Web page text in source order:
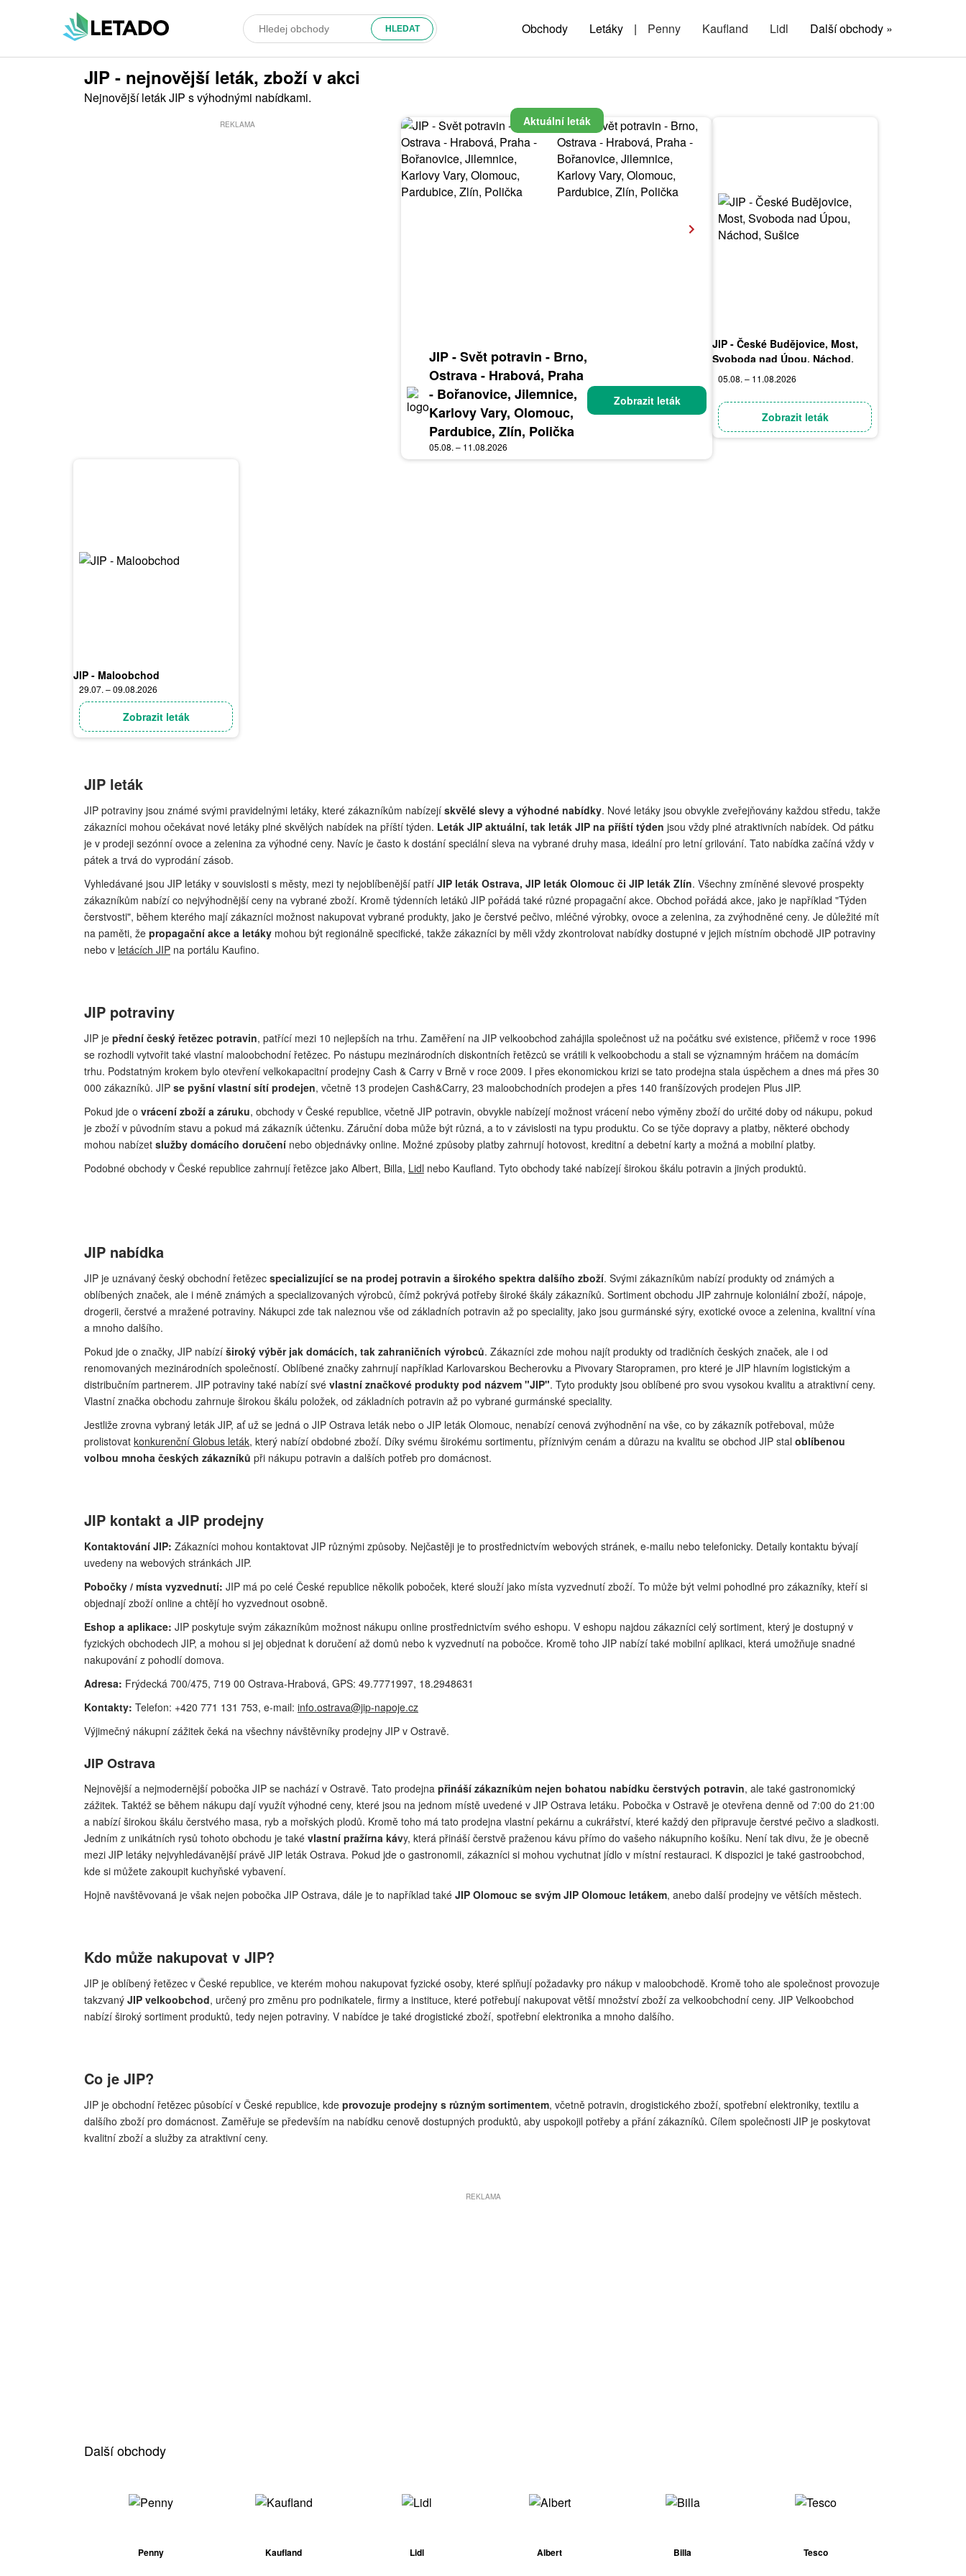
Obchody Letáky | Penny Kaufland Lidl Další obchody »
JIP - nejnovější leták, zboží v akci
Nejnovější leták JIP s výhodnými nabídkami.
REKLAMA Aktuální leták
JIP - Svět potravin - Brno,
Ostrava - Hrabová, Praha
- Bořanovice, Jilemnice,
Karlovy Vary, Olomouc,
Pardubice, Zlín, Polička
05.08. – 11.08.2026
Zobrazit leták
JIP - České Budějovice, Most,
Svoboda nad Úpou, Náchod,
Sušice
05.08. – 11.08.2026
Zobrazit leták
JIP - Maloobchod
29.07. – 09.08.2026
Zobrazit leták
JIP leták
JIP potraviny jsou známé svými pravidelnými letáky, které zákazníkům nabízejí skvělé slevy a výhodné nabídky. Nové letáky jsou obvykle zveřejňovány každou středu, takže
zákazníci mohou očekávat nové letáky plné skvělých nabídek na příští týden. Leták JIP aktuální, tak leták JIP na příští týden jsou vždy plné atraktivních nabídek. Od pátku
je v prodeji sezónní ovoce a zelenina za výhodné ceny. Navíc je často k dostání speciální sleva na vybrané druhy masa, ideální pro letní grilování. Tato nabídka začíná vždy v
pátek a trvá do vyprodání zásob.
Vyhledávané jsou JIP letáky v souvislosti s městy, mezi ty nejoblíbenější patří JIP leták Ostrava, JIP leták Olomouc či JIP leták Zlín. Všechny zmíněné slevové prospekty
zákazníkům nabízí co nejvýhodnější ceny na vybrané zboží. Kromě týdenních letáků JIP pořádá také různé propagační akce. Obchod pořádá akce, jako je například "Týden
čerstvosti", během kterého mají zákazníci možnost nakupovat vybrané produkty, jako je čerstvé pečivo, mléčné výrobky, ovoce a zelenina, za zvýhodněné ceny. Je důležité mít
na paměti, že propagační akce a letáky mohou být regionálně specifické, takže zákazníci by měli vždy zkontrolovat nabídky dostupné v jejich místním obchodě JIP potraviny
nebo v letácích JIP na portálu Kaufino.
JIP potraviny
JIP je přední český řetězec potravin, patřící mezi 10 nejlepších na trhu. Zaměření na JIP velkoobchod zahájila společnost už na počátku své existence, přičemž v roce 1996
se rozhodli vytvořit také vlastní maloobchodní řetězec. Po nástupu mezinárodních diskontních řetězců se vrátili k velkoobchodu a stali se významným hráčem na domácím
trhu. Podstatným krokem bylo otevření velkokapacitní prodejny Cash & Carry v Brně v roce 2009. I přes ekonomickou krizi se tato prodejna stala úspěchem a dnes má přes 30
000 zákazníků. JIP se pyšní vlastní sítí prodejen, včetně 13 prodejen Cash&Carry, 23 maloobchodních prodejen a přes 140 franšízových prodejen Plus JIP.
Pokud jde o vrácení zboží a záruku, obchody v České republice, včetně JIP potravin, obvykle nabízejí možnost vrácení nebo výměny zboží do určité doby od nákupu, pokud
je zboží v původním stavu a pokud má zákazník účtenku. Záruční doba může být různá, a to v závislosti na typu produktu. Co se týče dopravy a platby, některé obchody
mohou nabízet služby domácího doručení nebo objednávky online. Možné způsoby platby zahrnují hotovost, kreditní a debetní karty a možná a mobilní platby.
Podobné obchody v České republice zahrnují řetězce jako Albert, Billa, Lidl nebo Kaufland. Tyto obchody také nabízejí širokou škálu potravin a jiných produktů.
JIP nabídka
JIP je uznávaný český obchodní řetězec specializující se na prodej potravin a širokého spektra dalšího zboží. Svými zákazníkům nabízí produkty od známých a
oblíbených značek, ale i méně známých a specializovaných výrobců, čímž pokrývá potřeby široké škály zákazníků. Sortiment obchodu JIP zahrnuje koloniální zboží, nápoje,
drogerii, čerstvé a mražené potraviny. Nákupci zde tak naleznou vše od základních potravin až po speciality, jako jsou gurmánské sýry, exotické ovoce a zelenina, kvalitní vína
a mnoho dalšího.
Pokud jde o značky, JIP nabízí široký výběr jak domácích, tak zahraničních výrobců. Zákazníci zde mohou najít produkty od tradičních českých značek, ale i od
renomovaných mezinárodních společností. Oblíbené značky zahrnují například Karlovarskou Becherovku a Pivovary Staropramen, pro které je JIP hlavním logistickým a
distribučním partnerem. JIP potraviny také nabízí své vlastní značkové produkty pod názvem "JIP". Tyto produkty jsou oblíbené pro svou vysokou kvalitu a atraktivní ceny.
Vlastní značka obchodu zahrnuje širokou škálu položek, od základních potravin až po vybrané gurmánské speciality.
Jestliže zrovna vybraný leták JIP, ať už se jedná o JIP Ostrava leták nebo o JIP leták Olomouc, nenabízí cenová zvýhodnění na vše, co by zákazník potřeboval, může
prolistovat konkurenční Globus leták, který nabízí obdobné zboží. Díky svému širokému sortimentu, příznivým cenám a důrazu na kvalitu se obchod JIP stal oblíbenou
volbou mnoha českých zákazníků při nákupu potravin a dalších potřeb pro domácnost.
JIP kontakt a JIP prodejny
Kontaktování JIP: Zákazníci mohou kontaktovat JIP různými způsoby. Nejčastěji je to prostřednictvím webových stránek, e-mailu nebo telefonicky. Detaily kontaktu bývají
uvedeny na webových stránkách JIP.
Pobočky / místa vyzvednutí: JIP má po celé České republice několik poboček, které slouží jako místa vyzvednutí zboží. To může být velmi pohodlné pro zákazníky, kteří si
objednají zboží online a chtějí ho vyzvednout osobně.
Eshop a aplikace: JIP poskytuje svým zákazníkům možnost nákupu online prostřednictvím svého eshopu. V eshopu najdou zákazníci celý sortiment, který je dostupný v
fyzických obchodech JIP, a mohou si jej objednat k doručení až domů nebo k vyzvednutí na pobočce. Kromě toho JIP nabízí také mobilní aplikaci, která umožňuje snadné
nakupování z pohodlí domova.
Adresa: Frýdecká 700/475, 719 00 Ostrava-Hrabová, GPS: 49.7771997, 18.2948631
Kontakty: Telefon: +420 771 131 753, e-mail: info.ostrava@jip-napoje.cz
Výjimečný nákupní zážitek čeká na všechny návštěvníky prodejny JIP v Ostravě.
JIP Ostrava
Nejnovější a nejmodernější pobočka JIP se nachází v Ostravě. Tato prodejna přináší zákazníkům nejen bohatou nabídku čerstvých potravin, ale také gastronomický
zážitek. Taktéž se během nákupu dají využít výhodné ceny, které jsou na jednom místě uvedené v JIP Ostrava letáku. Pobočka v Ostravě je otevřena denně od 7:00 do 21:00
a nabízí širokou škálu čerstvého masa, ryb a mořských plodů. Kromě toho má tato prodejna vlastní pekárnu a cukrářství, které každý den připravuje čerstvé pečivo a sladkosti.
Jedním z unikátních rysů tohoto obchodu je také vlastní pražírna kávy, která přináší čerstvě praženou kávu přímo do vašeho nákupního košíku. Není tak divu, že je obecně
mezi JIP letáky nejvyhledávanější právě JIP leták Ostrava. Pokud jde o gastronomii, zákazníci si mohou vychutnat jídlo v místní restauraci. K dispozici je také gastroobchod,
kde si můžete zakoupit kuchyňské vybavení.
Hojně navštěvovaná je však nejen pobočka JIP Ostrava, dále je to například také JIP Olomouc se svým JIP Olomouc letákem, anebo další prodejny ve větších městech.
Kdo může nakupovat v JIP?
JIP je oblíbený řetězec v České republice, ve kterém mohou nakupovat fyzické osoby, které splňují požadavky pro nákup v maloobchodě. Kromě toho ale společnost provozuje
takzvaný JIP velkoobchod, určený pro změnu pro podnikatele, firmy a instituce, které potřebují nakupovat větší množství zboží za velkoobchodní ceny. JIP Velkoobchod
nabízí široký sortiment produktů, tedy nejen potraviny. V nabídce je také drogistické zboží, spotřební elektronika a mnoho dalšího.
Co je JIP?
JIP je obchodní řetězec působící v České republice, kde provozuje prodejny s různým sortimentem, včetně potravin, drogistického zboží, spotřební elektroniky, textilu a
dalšího zboží pro domácnost. Zaměřuje se především na nabídku cenově dostupných produktů, aby uspokojil potřeby a přání zákazníků. Cílem společnosti JIP je poskytovat
kvalitní zboží a služby za atraktivní ceny.
REKLAMA
Další obchody
Penny Kaufland Lidl Albert Billa Tesco